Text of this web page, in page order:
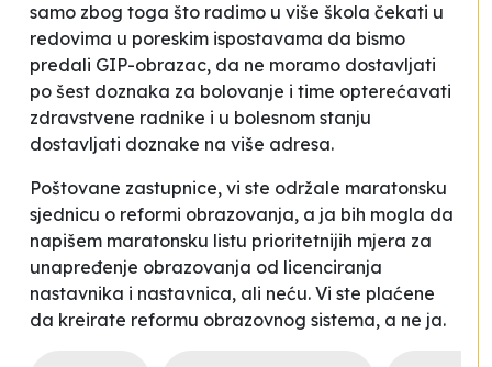
samo zbog toga što radimo u više škola čekati u
redovima u poreskim ispostavama da bismo
predali GIP-obrazac, da ne moramo dostavljati
po šest doznaka za bolovanje i time opterećavati
zdravstvene radnike i u bolesnom stanju
dostavljati doznake na više adresa.
Poštovane zastupnice, vi ste održale maratonsku
sjednicu o reformi obrazovanja, a ja bih mogla da
napišem maratonsku listu prioritetnijih mjera za
unapređenje obrazovanja od licenciranja
nastavnika i nastavnica, ali neću. Vi ste plaćene
da kreirate reformu obrazovnog sistema, a ne ja.